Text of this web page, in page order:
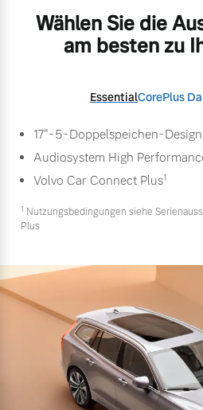
Wählen Sie die
am besten zu
EssentialCorePlus
17"-5-Doppelspeichen-
Audiosystem High
Volvo Car Connect Plus1
1 Nutzungsbedingungen siehe
Plus